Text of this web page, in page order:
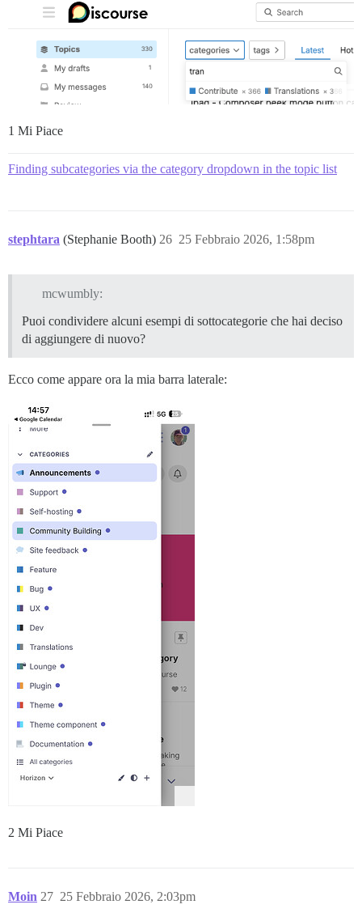
1 Mi Piace
Finding subcategories via the category dropdown in the topic list
stephtara (Stephanie Booth) 25 Febbraio 2026, 1:58pm
26
mcwumbly:
Puoi condividere alcuni esempi di sottocategorie che hai deciso
di aggiungere di nuovo?
Ecco come appare ora la mia barra laterale:
2 Mi Piace
Moin 25 Febbraio 2026, 2:03pm
27